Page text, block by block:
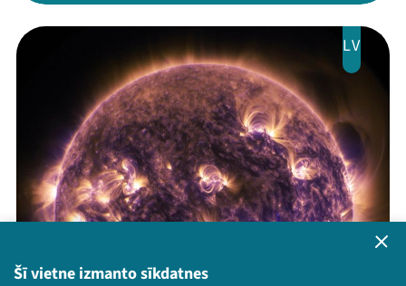
Šī vietne izmanto sīkdatnes
LV